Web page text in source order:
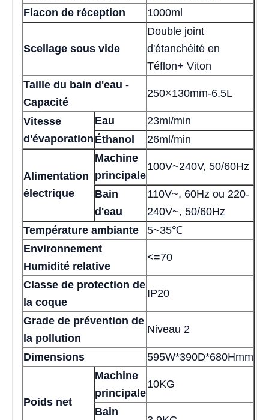
Flacon de réception
1000ml
Scellage sous vide
Double joint
d'étanchéité en
Téflon+ Viton
Taille du bain d'eau -
Capacité
250×130mm-6.5L
Vitesse
d'évaporation
Eau
23ml/min
Éthanol
26ml/min
Alimentation
électrique
Machine
principale
100V~240V, 50/60Hz
Bain
d'eau
110V~, 60Hz ou 220-
240V~, 50/60Hz
Température ambiante
5~35℃
Environnement
Humidité relative
<=70
Classe de protection de
la coque
IP20
Grade de prévention de
la pollution
Niveau 2
Dimensions 595W*390D*680Hmm
Poids net
Machine
principale
10KG
Bain